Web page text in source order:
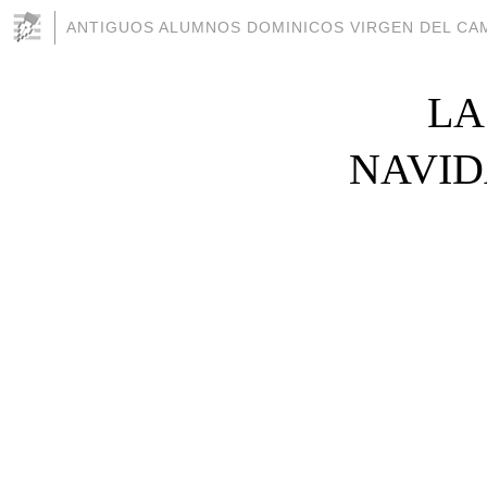
ANTIGUOS ALUMNOS DOMINICOS VIRGEN DEL